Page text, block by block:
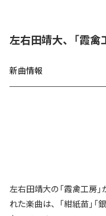
左右田靖大、「霞禽
新曲情報
左右田靖大の「霞禽工房
れた楽曲は、「紺紙苗」「